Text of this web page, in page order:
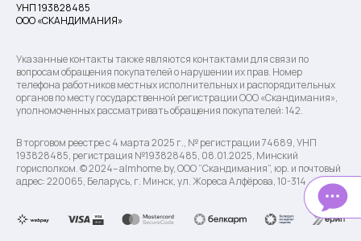
УНП 193828485
ООО «СКАНДИМАНИЯ»
Указанные контакты также являются контактами для связи по
вопросам обращения покупателей о нарушении их прав. Номер
телефона работников местных исполнительных и распорядительных
органов по месту государственной регистрации ООО «Скандимания»,
уполномоченных рассматривать обращения покупателей: 142.
В торговом реестре с 4 марта 2025 г., № регистрации 74689, УНП
193828485, регистрация №193828485, 08.01.2025, Минский
горисполком. © 2024– almhome.by, ООО “Скандимания”, юр. и почтовый
адрес: 220065, Беларусь, г. Минск, ул. Жореса Алфёрова, 10-314